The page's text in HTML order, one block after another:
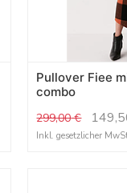
Pullover Fiee
combo
299,00€
Inkl. gesetzlicher